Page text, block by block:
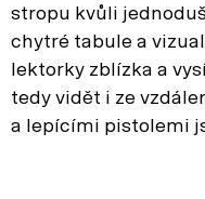
stropu kvůli
chytré tabule a
lektorky zblízka a
tedy vidět i ze
a lepícími pistolemi